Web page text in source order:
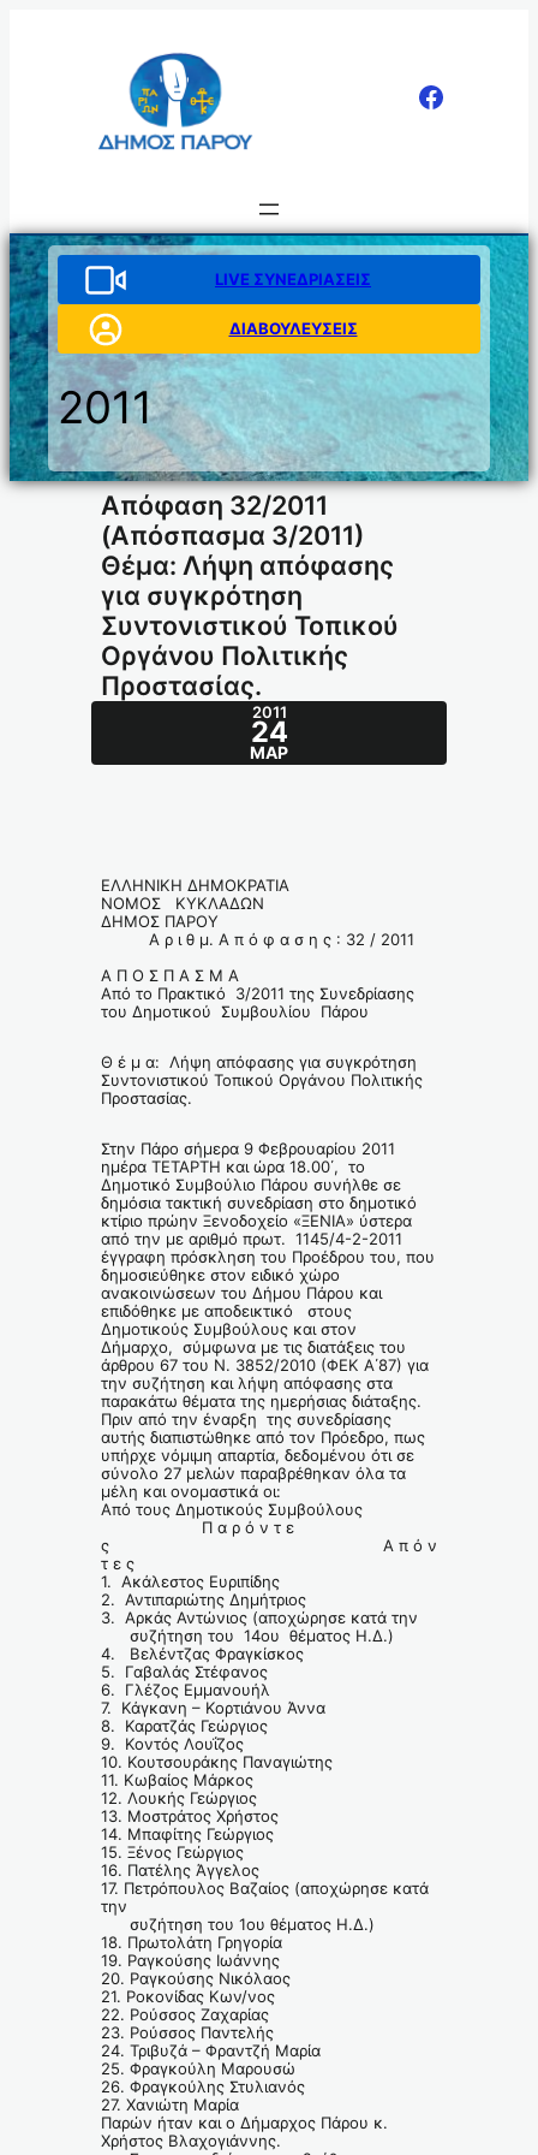
LIVE ΣΥΝΕΔΡΙΑΣΕΙΣ
ΔΙΑΒΟΥΛΕΥΣΕΙΣ
2011
Απόφαση 32/2011
(Απόσπασμα 3/2011)
Θέμα: Λήψη απόφασης
για συγκρότηση
Συντονιστικού Τοπικού
Οργάνου Πολιτικής
Προστασίας.
2011
24
ΜΑΡ
EΛΛΗΝΙΚΗ ΔΗΜΟΚΡΑΤΙΑ
ΝΟΜΟΣ ΚΥΚΛΑΔΩΝ
ΔΗΜΟΣ ΠΑΡΟΥ
Α ρ ι θ μ. Α π ό φ α σ η ς : 32 / 2011
Α Π Ο Σ Π Α Σ Μ Α
Από το Πρακτικό 3/2011 της Συνεδρίασης
του Δημοτικού Συμβουλίου Πάρου
Θ έ μ α: Λήψη απόφασης για συγκρότηση
Συντονιστικού Τοπικού Οργάνου Πολιτικής
Προστασίας.
Στην Πάρο σήμερα 9 Φεβρουαρίου 2011
ημέρα ΤΕΤΑΡΤΗ και ώρα 18.00΄, το
Δημοτικό Συμβούλιο Πάρου συνήλθε σε
δημόσια τακτική συνεδρίαση στο δημοτικό
κτίριο πρώην Ξενοδοχείο «ΞΕΝΙΑ» ύστερα
από την με αριθμό πρωτ. 1145/4-2-2011
έγγραφη πρόσκληση του Προέδρου του, που
δημοσιεύθηκε στον ειδικό χώρο
ανακοινώσεων του Δήμου Πάρου και
επιδόθηκε με αποδεικτικό στους
Δημοτικούς Συμβούλους και στον
Δήμαρχο, σύμφωνα με τις διατάξεις του
άρθρου 67 του Ν. 3852/2010 (ΦΕΚ Α΄87) για
την συζήτηση και λήψη απόφασης στα
παρακάτω θέματα της ημερήσιας διάταξης.
Πριν από την έναρξη της συνεδρίασης
αυτής διαπιστώθηκε από τον Πρόεδρο, πως
υπήρχε νόμιμη απαρτία, δεδομένου ότι σε
σύνολο 27 μελών παραβρέθηκαν όλα τα
μέλη και ονομαστικά οι:
Από τους Δημοτικούς Συμβούλους
Π α ρ ό ν τ ε
ς Α π ό ν
τ ε ς
1. Ακάλεστος Ευριπίδης
2. Αντιπαριώτης Δημήτριος
3. Αρκάς Αντώνιος (αποχώρησε κατά την
συζήτηση του 14ου θέματος Η.Δ.)
4. Βελέντζας Φραγκίσκος
5. Γαβαλάς Στέφανος
6. Γλέζος Εμμανουήλ
7. Κάγκανη – Κορτιάνου Άννα
8. Καρατζάς Γεώργιος
9. Κοντός Λουΐζος
10. Κουτσουράκης Παναγιώτης
11. Κωβαίος Μάρκος
12. Λουκής Γεώργιος
13. Μοστράτος Χρήστος
14. Μπαφίτης Γεώργιος
15. Ξένος Γεώργιος
16. Πατέλης Άγγελος
17. Πετρόπουλος Βαζαίος (αποχώρησε κατά
την
συζήτηση του 1ου θέματος Η.Δ.)
18. Πρωτολάτη Γρηγορία
19. Ραγκούσης Ιωάννης
20. Ραγκούσης Νικόλαος
21. Ροκονίδας Κων/νος
22. Ρούσσος Ζαχαρίας
23. Ρούσσος Παντελής
24. Τριβυζά – Φραντζή Μαρία
25. Φραγκούλη Μαρουσώ
26. Φραγκούλης Στυλιανός
27. Χανιώτη Μαρία
Παρών ήταν και ο Δήμαρχος Πάρου κ.
Χρήστος Βλαχογιάννης.